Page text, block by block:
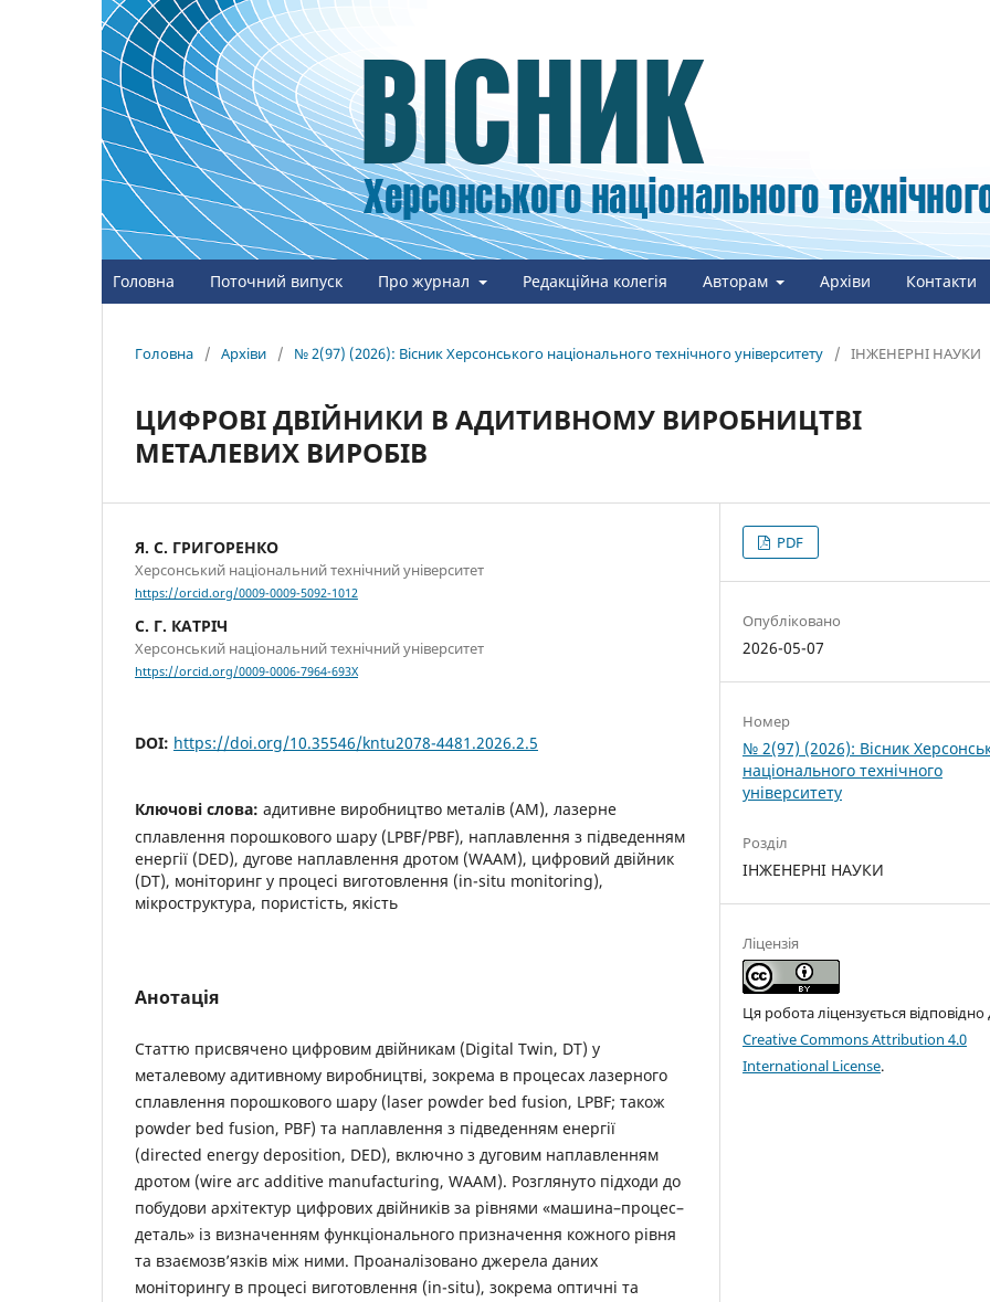
Головна Поточний випуск Про журнал Редакційна колегія Авторам Архіви Контакти
Головна / Архіви / № 2(97) (2026): Вісник Херсонського національного технічного університету / ІНЖЕНЕРНІ НАУКИ
ЦИФРОВІ ДВІЙНИКИ В АДИТИВНОМУ ВИРОБНИЦТВІ
МЕТАЛЕВИХ ВИРОБІВ
Я. С. ГРИГОРЕНКО
Херсонський національний технічний університет
https://orcid.org/0009-0009-5092-1012
С. Г. КАТРІЧ
Херсонський національний технічний університет
https://orcid.org/0009-0006-7964-693X
DOI: https://doi.org/10.35546/kntu2078-4481.2026.2.5
Ключові слова: адитивне виробництво металів (AM), лазерне
сплавлення порошкового шару (LPBF/PBF), наплавлення з підведенням
енергії (DED), дугове наплавлення дротом (WAAM), цифровий двійник
(DT), моніторинг у процесі виготовлення (in-situ monitoring),
мікроструктура, пористість, якість
Анотація
Статтю присвячено цифровим двійникам (Digital Twin, DT) у
металевому адитивному виробництві, зокрема в процесах лазерного
сплавлення порошкового шару (laser powder bed fusion, LPBF; також
powder bed fusion, PBF) та наплавлення з підведенням енергії
(directed energy deposition, DED), включно з дуговим наплавленням
дротом (wire arc additive manufacturing, WAAM). Розглянуто підходи до
побудови архітектур цифрових двійників за рівнями «машина–процес–
деталь» із визначенням функціонального призначення кожного рівня
та взаємозв’язків між ними. Проаналізовано джерела даних
моніторингу в процесі виготовлення (in-situ), зокрема оптичні та
PDF
Опубліковано
2026-05-07
Номер
№ 2(97) (2026): Вісник
національного технічного
університету
Розділ
ІНЖЕНЕРНІ НАУКИ
Ліцензія
Ця робота ліцензується відповідно
Creative Commons Attribution 4.0
International License.